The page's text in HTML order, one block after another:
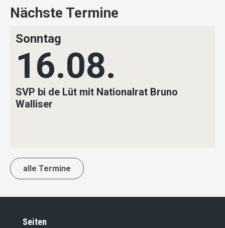
Nächste Termine
Sonntag
16.08.
SVP bi de Lüt mit Nationalrat Bruno
Walliser
alle Termine
Seiten